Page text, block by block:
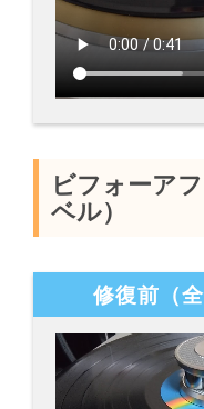
ビフォーア
ベル）
修復前（